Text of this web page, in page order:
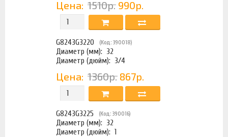
Цена:1510р. 990р.
G8243G3220 (Код: 390018)
Диаметр (мм): 32
Диаметр (дюйм): 3/4
Цена:1360р. 867р.
G8243G3225 (Код: 390016)
Диаметр (мм): 32
Диаметр (дюйм):1